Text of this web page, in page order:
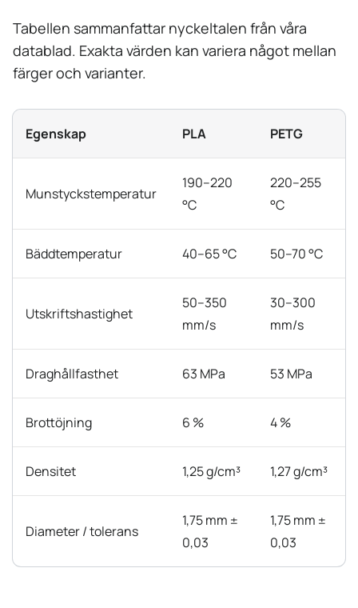
Tabellen sammanfattar nyckeltalen från våra
datablad. Exakta värden kan variera något mellan
färger och varianter.
Egenskap PLA PETG
Munstyckstemperatur
190–220
°C
220–255
°C
Bäddtemperatur 40–65 °C 50–70 °C
Utskriftshastighet
50–350
mm/s
30–300
mm/s
Draghållfasthet 63 MPa 53 MPa
Brottöjning 6 % 4 %
Densitet 1,25 g/cm³ 1,27 g/cm³
Diameter / tolerans
1,75 mm ±
0,03
1,75 mm ±
0,03